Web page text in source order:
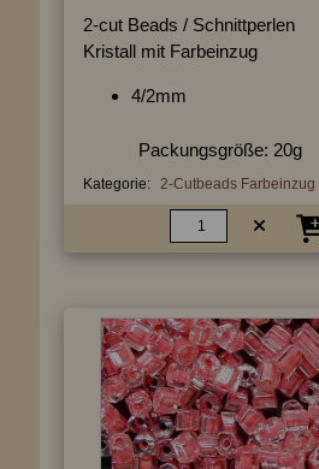
2-cut Beads / Schnittperlen
Kristall mit Farbeinzug
4/2mm
Packungsgröße: 20g
Kategorie: 2-Cutbeads Farbeinzug